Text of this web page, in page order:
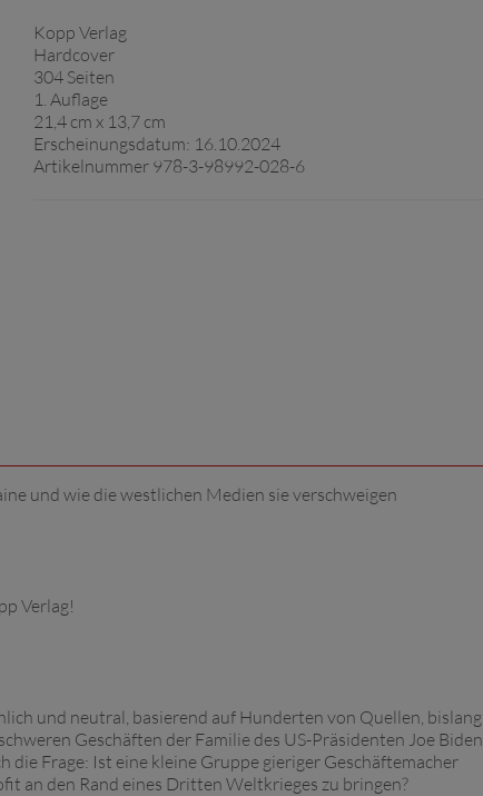
Kopp Verlag
Hardcover
304 Seiten
1. Auflage
21,4 cm x 13,7 cm
Erscheinungsdatum: 16.10.2024
Artikelnummer 978-3-98992-028-6
und wie die westlichen Medien sie verschweigen
Verlag!
und neutral, basierend auf Hunderten von Quellen, bislang
Geschäften der Familie des US-Präsidenten Joe
die Frage: Ist eine kleine Gruppe gieriger Geschäftemacher
an den Rand eines Dritten Weltkrieges zu bringen?